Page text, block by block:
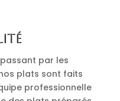
par les
plats sont faits
professionnelle